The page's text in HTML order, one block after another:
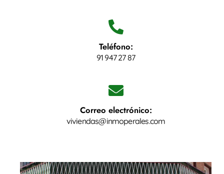
Teléfono:
91 947 27 87
Correo electrónico:
viviendas@inmoperales.com